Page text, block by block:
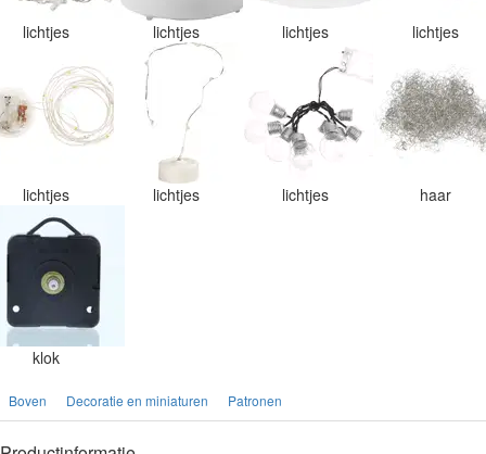
lichtjes lichtjes lichtjes lichtjes
lichtjes lichtjes lichtjes haar
klok
Boven Decoratie en miniaturen Patronen